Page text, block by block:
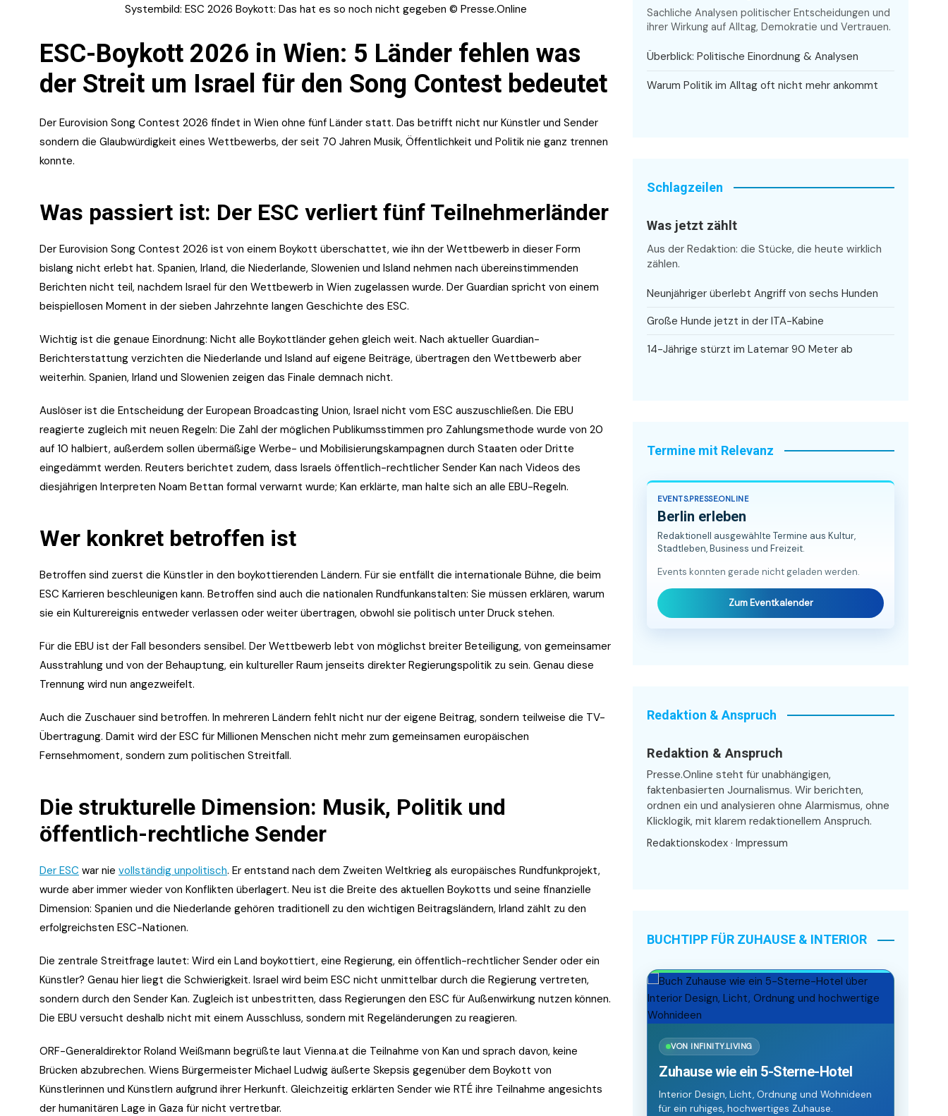
Systembild: ESC 2026 Boykott: Das hat es so noch nicht gegeben © Presse.Online
ESC-Boykott 2026 in Wien: 5 Länder fehlen was
der Streit um Israel für den Song Contest bedeutet
Der Eurovision Song Contest 2026 findet in Wien ohne fünf Länder statt. Das betrifft nicht nur Künstler und Sender
sondern die Glaubwürdigkeit eines Wettbewerbs, der seit 70 Jahren Musik, Öffentlichkeit und Politik nie ganz trennen
konnte.
Was passiert ist: Der ESC verliert fünf Teilnehmerländer
Der Eurovision Song Contest 2026 ist von einem Boykott überschattet, wie ihn der Wettbewerb in dieser Form
bislang nicht erlebt hat. Spanien, Irland, die Niederlande, Slowenien und Island nehmen nach übereinstimmenden
Berichten nicht teil, nachdem Israel für den Wettbewerb in Wien zugelassen wurde. Der Guardian spricht von einem
beispiellosen Moment in der sieben Jahrzehnte langen Geschichte des ESC.
Wichtig ist die genaue Einordnung: Nicht alle Boykottländer gehen gleich weit. Nach aktueller Guardian-
Berichterstattung verzichten die Niederlande und Island auf eigene Beiträge, übertragen den Wettbewerb aber
weiterhin. Spanien, Irland und Slowenien zeigen das Finale demnach nicht.
Auslöser ist die Entscheidung der European Broadcasting Union, Israel nicht vom ESC auszuschließen. Die EBU
reagierte zugleich mit neuen Regeln: Die Zahl der möglichen Publikumsstimmen pro Zahlungsmethode wurde von 20
auf 10 halbiert, außerdem sollen übermäßige Werbe- und Mobilisierungskampagnen durch Staaten oder Dritte
eingedämmt werden. Reuters berichtet zudem, dass Israels öffentlich-rechtlicher Sender Kan nach Videos des
diesjährigen Interpreten Noam Bettan formal verwarnt wurde; Kan erklärte, man halte sich an alle EBU-Regeln.
Wer konkret betroffen ist
Betroffen sind zuerst die Künstler in den boykottierenden Ländern. Für sie entfällt die internationale Bühne, die beim
ESC Karrieren beschleunigen kann. Betroffen sind auch die nationalen Rundfunkanstalten: Sie müssen erklären, warum
sie ein Kulturereignis entweder verlassen oder weiter übertragen, obwohl sie politisch unter Druck stehen.
Für die EBU ist der Fall besonders sensibel. Der Wettbewerb lebt von möglichst breiter Beteiligung, von gemeinsamer
Ausstrahlung und von der Behauptung, ein kultureller Raum jenseits direkter Regierungspolitik zu sein. Genau diese
Trennung wird nun angezweifelt.
Auch die Zuschauer sind betroffen. In mehreren Ländern fehlt nicht nur der eigene Beitrag, sondern teilweise die TV-
Übertragung. Damit wird der ESC für Millionen Menschen nicht mehr zum gemeinsamen europäischen
Fernsehmoment, sondern zum politischen Streitfall.
Die strukturelle Dimension: Musik, Politik und
öffentlich-rechtliche Sender
Der ESC war nie vollständig unpolitisch. Er entstand nach dem Zweiten Weltkrieg als europäisches Rundfunkprojekt,
wurde aber immer wieder von Konflikten überlagert. Neu ist die Breite des aktuellen Boykotts und seine finanzielle
Dimension: Spanien und die Niederlande gehören traditionell zu den wichtigen Beitragsländern, Irland zählt zu den
erfolgreichsten ESC-Nationen.
Die zentrale Streitfrage lautet: Wird ein Land boykottiert, eine Regierung, ein öffentlich-rechtlicher Sender oder ein
Künstler? Genau hier liegt die Schwierigkeit. Israel wird beim ESC nicht unmittelbar durch die Regierung vertreten,
sondern durch den Sender Kan. Zugleich ist unbestritten, dass Regierungen den ESC für Außenwirkung nutzen können.
Die EBU versucht deshalb nicht mit einem Ausschluss, sondern mit Regeländerungen zu reagieren.
ORF-Generaldirektor Roland Weißmann begrüßte laut Vienna.at die Teilnahme von Kan und sprach davon, keine
Brücken abzubrechen. Wiens Bürgermeister Michael Ludwig äußerte Skepsis gegenüber dem Boykott von
Künstlerinnen und Künstlern aufgrund ihrer Herkunft. Gleichzeitig erklärten Sender wie RTÉ ihre Teilnahme angesichts
der humanitären Lage in Gaza für nicht vertretbar.
Sachliche Analysen politischer Entscheidungen und
ihrer Wirkung auf Alltag, Demokratie und Vertrauen.
Überblick: Politische Einordnung & Analysen
Warum Politik im Alltag oft nicht mehr ankommt
Schlagzeilen
Was jetzt zählt
Aus der Redaktion: die Stücke, die heute wirklich
zählen.
Neunjähriger überlebt Angriff von sechs Hunden
Große Hunde jetzt in der ITA-Kabine
14-Jährige stürzt im Latemar 90 Meter ab
Termine mit Relevanz
EVENTS.PRESSE.ONLINE
Berlin erleben
Redaktionell ausgewählte Termine aus Kultur,
Stadtleben, Business und Freizeit.
Events konnten gerade nicht geladen werden.
Zum Eventkalender
Redaktion & Anspruch
Redaktion & Anspruch
Presse.Online steht für unabhängigen,
faktenbasierten Journalismus. Wir berichten,
ordnen ein und analysieren ohne Alarmismus, ohne
Klicklogik, mit klarem redaktionellem Anspruch.
Redaktionskodex · Impressum
BUCHTIPP FÜR ZUHAUSE & INTERIOR
VON INFINITY.LIVING
Zuhause wie ein 5-Sterne-Hotel
Interior Design, Licht, Ordnung und Wohnideen
für ein ruhiges, hochwertiges Zuhause.